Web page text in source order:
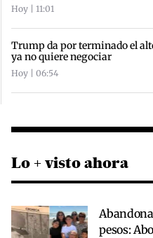
Hoy | 11:01
Trump da por terminado el
ya no quiere negociar
Hoy | 06:54
Lo + visto ahora
pesos: